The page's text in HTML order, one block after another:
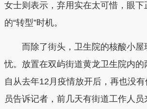
女士则表示，弃用实在太可惜，眼下
的“转型”时机。
而除了街头，卫生院的核酸小屋
忧。放置在双屿街道黄龙卫生院内的
自从去年12月疫情放开后，再也没有
员告诉记者，前几天有街道工作人员